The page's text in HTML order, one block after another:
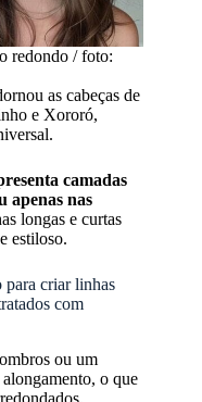
redondo / foto:
as cabeças de
e Xororó,
camadas
apenas nas
longas e curtas
estiloso.
para criar linhas
com
ou um
o que